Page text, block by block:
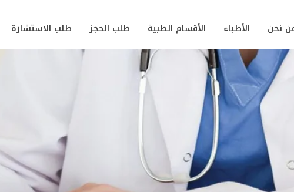
نحن الأطباء الأقسام الطبية طلب الحجز طلب الاستشارة